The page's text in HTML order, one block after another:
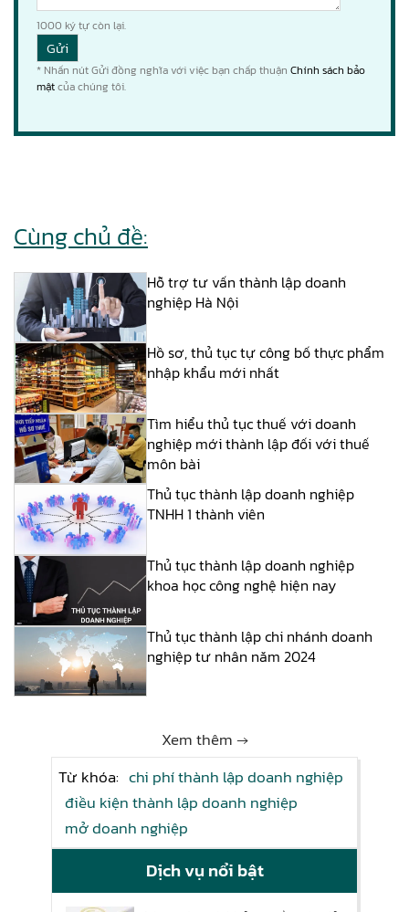
1000 ký tự còn lại.
* Nhấn nút Gửi đồng nghĩa với việc bạn chấp thuận Chính sách bảo
mậtcủa chúng tôi.
Cùng chủ đề:
Hỗ trợ tư vấn thành lập doanh
nghiệp Hà Nội
Hồ sơ, thủ tục tự công bố thực phẩm
nhập khẩu mới nhất
Tìm hiểu thủ tục thuế với doanh
nghiệp mới thành lập đối với thuế
môn bài
Thủ tục thành lập doanh nghiệp
TNHH 1 thành viên
Thủ tục thành lập doanh nghiệp
khoa học công nghệ hiện nay
Thủ tục thành lập chi nhánh doanh
nghiệp tư nhân năm 2024
Xem thêm →
Từ khóa: chi phí thành lập doanh nghiệp
điều kiện thành lập doanh nghiệp
mở doanh nghiệp
Dịch vụ nổi bật